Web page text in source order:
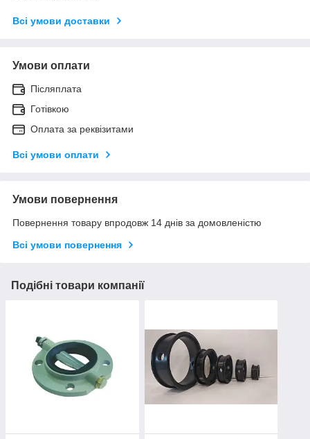
Всі умови доставки
Умови оплати
Післяплата
Готівкою
Оплата за реквізитами
Всі умови оплати
Умови повернення
Повернення товару впродовж 14 днів за домовленістю
Всі умови повернення
Подібні товари компанії